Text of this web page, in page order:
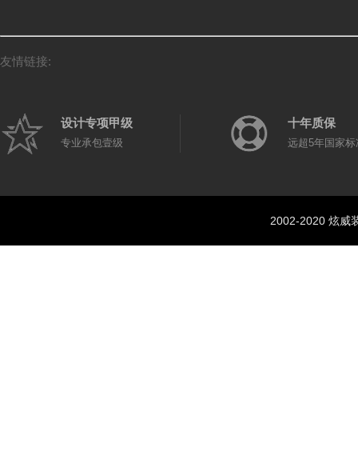
友情链接:
设计专项甲级
专业承包壹级
十年质保
远超5年国家标
2002-2020 炫威